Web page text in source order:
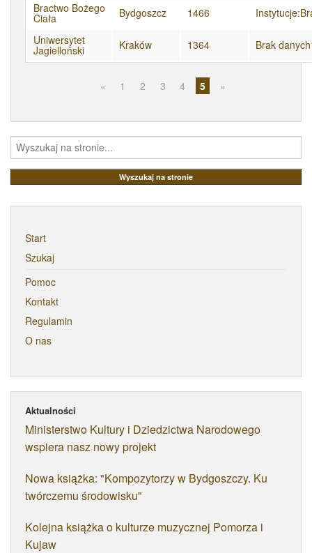
Bractwo Bożego
Ciała Bydgoszcz 1466
Uniwersytet
Jagielloński Kraków 1364 Brak danych
« 1 2 3 4 5 »
Start
Szukaj
Pomoc
Kontakt
Regulamin
O nas
Aktualności
Ministerstwo Kultury i Dziedzictwa Narodowego
wspiera nasz nowy projekt
Nowa książka: "Kompozytorzy w Bydgoszczy. Ku
twórczemu środowisku"
Kolejna książka o kulturze muzycznej Pomorza i
Kujaw